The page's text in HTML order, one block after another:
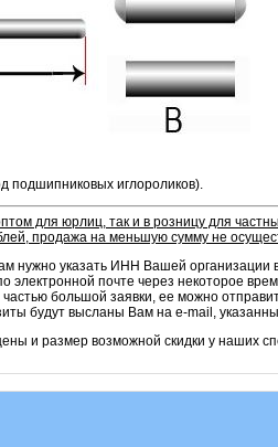
подшипниковых иглороликов).
для юрлиц, так и в розницу для
продажа на меньшую сумму не
нужно указать ИНН Вашей организации
электронной почте через некоторое
большой заявки, ее можно
будут высланы Вам на e-mail,
и размер возможной скидки у наших